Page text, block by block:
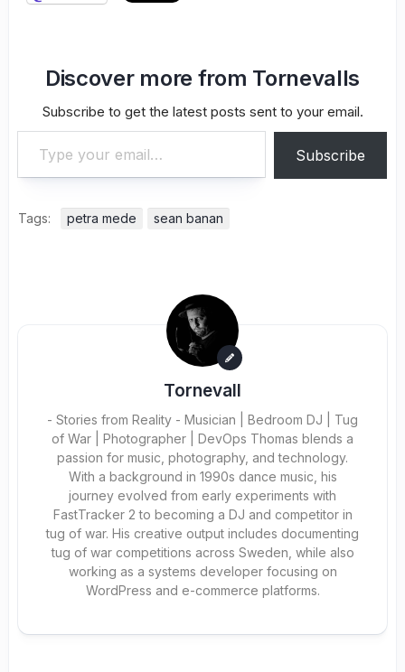
Discover more from Tornevalls
Subscribe to get the latest posts sent to your email.
Type your email…
Subscribe
Tags: petra mede sean banan
Tornevall
- Stories from Reality - Musician | Bedroom DJ | Tug
of War | Photographer | DevOps Thomas blends a
passion for music, photography, and technology.
With a background in 1990s dance music, his
journey evolved from early experiments with
FastTracker 2 to becoming a DJ and competitor in
tug of war. His creative output includes documenting
tug of war competitions across Sweden, while also
working as a systems developer focusing on
WordPress and e-commerce platforms.